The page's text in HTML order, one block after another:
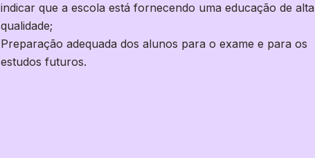
indicar que a escola está fornecendo uma educação de alta
qualidade;
Preparação adequada dos alunos para o exame e para os
estudos futuros.